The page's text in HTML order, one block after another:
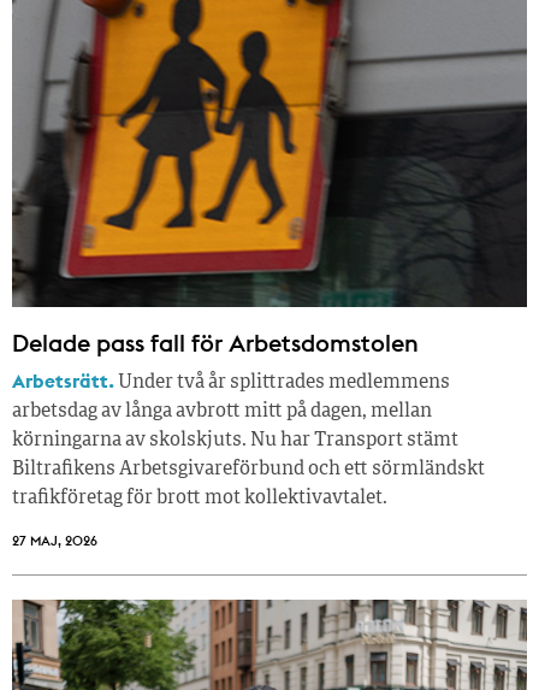
Delade pass fall för Arbetsdomstolen
Arbetsrätt. Under två år splittrades medlemmens
arbetsdag av långa avbrott mitt på dagen, mellan
körningarna av skolskjuts. Nu har Transport stämt
Biltrafikens Arbetsgivareförbund och ett sörmländskt
trafikföretag för brott mot kollektivavtalet.
27 MAJ, 2026